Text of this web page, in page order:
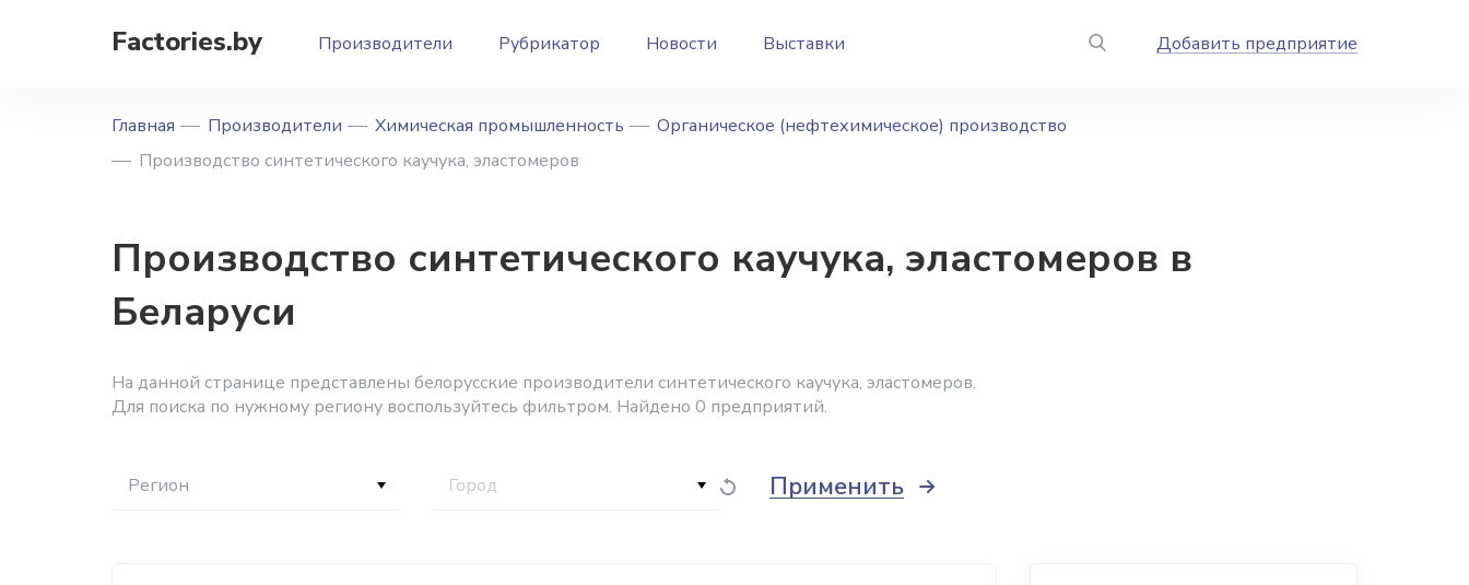
Factories.by Производители Рубрикатор Новости Выставки Добавить предприятие
Главная Производители Химическая промышленность
Органическое (нефтехимическое) производство
Производство синтетического каучука, эластомеров
Производство синтетического каучука, эластомеров в
Беларуси
На данной странице представлены белорусские производители синтетического каучука, эластомеров.
Для поиска по нужному региону воспользуйтесь фильтром. Найдено 0 предприятий.
Регион Город Применить